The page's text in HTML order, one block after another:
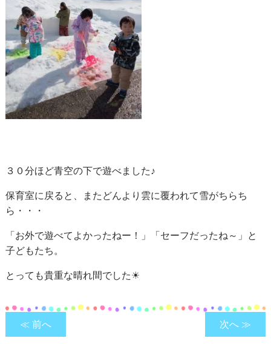
３０分ほど青空の下で遊べました♪
保育室に戻ると、またどんより雲に覆われて雪がちらち
ら・・・
「お外で遊べてよかったねー！」「セーフだったね～」と
子どもたち。
とっても貴重な晴れ間でした☀
≪ 前へ 次へ ≫